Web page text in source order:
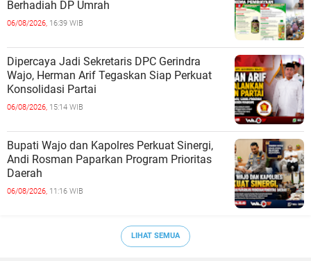
Berhadiah DP Umrah
06/08/2026, 16:39 WIB
Dipercaya Jadi Sekretaris DPC Gerindra
Wajo, Herman Arif Tegaskan Siap Perkuat
Konsolidasi Partai
06/08/2026, 15:14 WIB
Bupati Wajo dan Kapolres Perkuat Sinergi,
Andi Rosman Paparkan Program Prioritas
Daerah
06/08/2026, 11:16 WIB
LIHAT SEMUA